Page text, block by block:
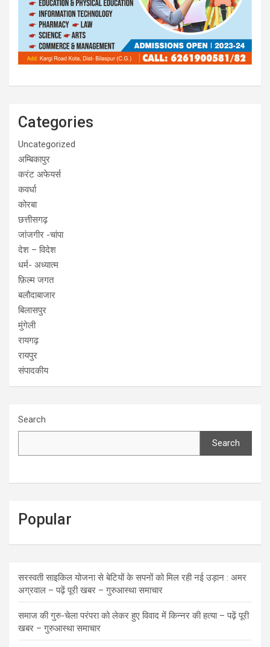
Categories
Uncategorized
अम्बिकापुर
करंट अफेयर्स
कवर्धा
कोरबा
छत्तीसगढ़
जांजगीर -चांपा
देश – विदेश
धर्म- अध्यात्म
फ़िल्म जगत
बलौदाबाजार
बिलासपुर
मुंगेली
रायगढ़
रायपुर
संपादकीय
Search
Search
Popular
सरस्वती साइकिल योजना से बेटियों के सपनों को मिल रही नई उड़ान : अमर
अग्रवाल – पढ़ें पूरी खबर – गुरुआस्था समाचार
समाज की गुरु-चेला परंपरा को लेकर हुए विवाद में किन्नर की हत्या – पढ़ें पूरी
खबर – गुरुआस्था समाचार